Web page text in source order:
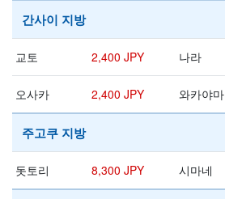
간사이 지방
교토 2,400 JPY 나라
오사카 2,400 JPY 와카야마
주고쿠 지방
돗토리 8,300 JPY 시마네